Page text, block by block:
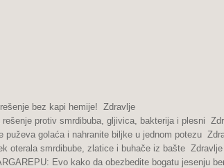
bez kapi hemije! Zdravlje
protiv smrdibuba, gljivica, bakterija i plesni
puževa golaća i nahranite biljke u jednom potezu
oterala smrdibube, zlatice i buhače iz bašte Zdravlje
Evo kako da obezbedite bogatu jesenju